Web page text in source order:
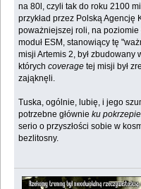
na 80l, czyli tak do roku 2100
przykład przez Polską Agencję
poważniejszej roli, na
moduł ESM, stanowiący tę
misji Artemis 2, był zbudowany
którychcoveragetej misji był
zająknęli.
Tuska, ogólnie, lubię, i jego
potrzebne głównieku
serio o przyszłości sobie w
bezlitosny.